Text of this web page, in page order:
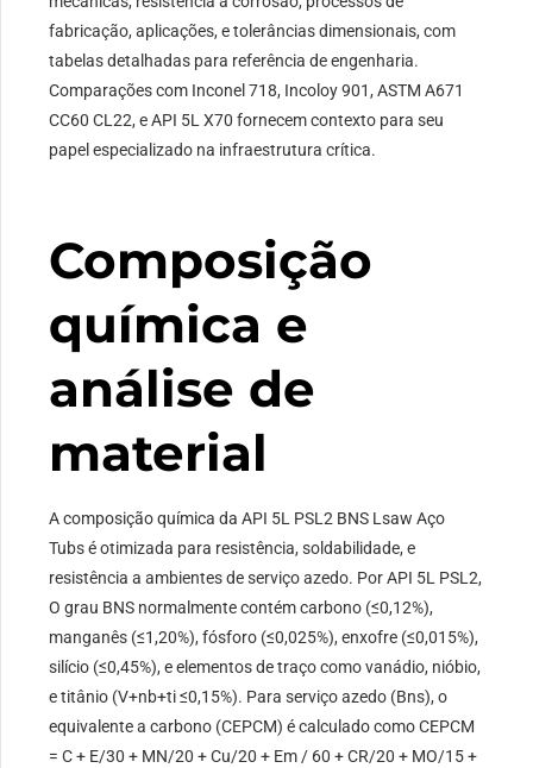
fabricação, aplicações, e tolerâncias dimensionais, com
tabelas detalhadas para referência de engenharia.
Comparações com Inconel 718, Incoloy 901, ASTM A671
CC60 CL22, e API 5L X70 fornecem contexto para seu
papel especializado na infraestrutura crítica.
Composição
química e
análise de
material
A composição química da API 5L PSL2 BNS Lsaw Aço
Tubs é otimizada para resistência, soldabilidade, e
resistência a ambientes de serviço azedo. Por API 5L PSL2,
O grau BNS normalmente contém carbono (≤0,12%),
manganês (≤1,20%), fósforo (≤0,025%), enxofre (≤0,015%),
silício (≤0,45%), e elementos de traço como vanádio, nióbio,
e titânio (V+nb+ti ≤0,15%). Para serviço azedo (Bns), o
equivalente a carbono (CEPCM) é calculado como CEPCM
= C + E/30 + MN/20 + Cu/20 + Em / 60 + CR/20 + MO/15 +